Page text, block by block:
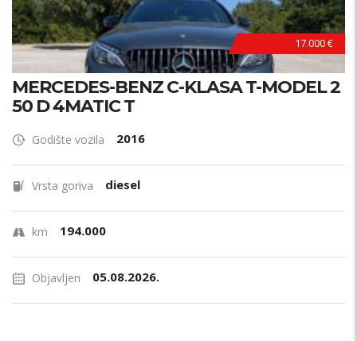
17.000 €
MERCEDES-BENZ C-KLASA T-MODEL 2
50 D 4MATIC T
Godište vozila 2016
Vrsta goriva diesel
km 194.000
Objavljen 05.08.2026.